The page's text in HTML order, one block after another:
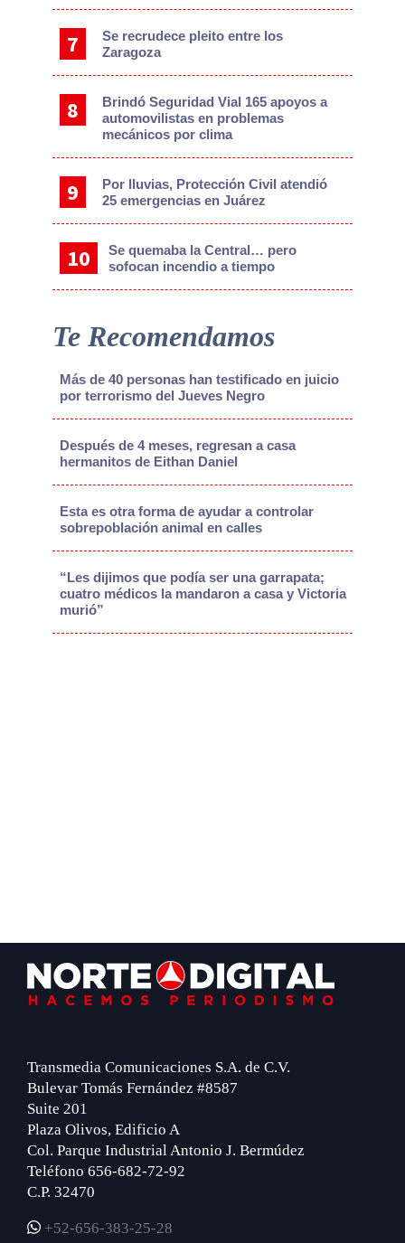
Se recrudece pleito entre los
Zaragoza
Brindó Seguridad Vial 165 apoyos a
automovilistas en problemas
mecánicos por clima
Por lluvias, Protección Civil atendió
25 emergencias en Juárez
Se quemaba la Central… pero
sofocan incendio a tiempo
Te Recomendamos
Más de 40 personas han testificado en juicio
por terrorismo del Jueves Negro
Después de 4 meses, regresan a casa
hermanitos de Eithan Daniel
Esta es otra forma de ayudar a controlar
sobrepoblación animal en calles
“Les dijimos que podía ser una garrapata;
cuatro médicos la mandaron a casa y Victoria
murió”
Footer
Transmedia Comunicaciones S.A. de C.V.
Bulevar Tomás Fernández #8587
Suite 201
Plaza Olivos, Edificio A
Col. Parque Industrial Antonio J. Bermúdez
Teléfono 656-682-72-92
C.P. 32470
+52-656-383-25-28